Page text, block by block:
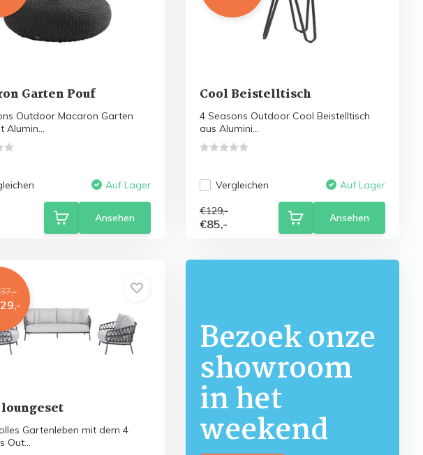
Garten Pouf
Outdoor Macaron Garten
Alumin...
Auf Lager
Ansehen
Cool Beistelltisch
4 Seasons Outdoor Cool Beistelltisch
aus Alumini...
Vergleichen Auf Lager
€129,-
€85,- Ansehen
Gartenleben mit dem 4
Out...
Bezoek onze
showroom
in het
weekend